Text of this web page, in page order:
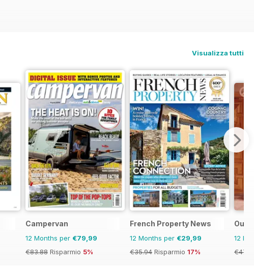
Visualizza tutti
Campervan
12 Months per €79,99
€83.88 Risparmio 5%
French Property News
12 Months per €29,99
€35.94 Risparmio 17%
12